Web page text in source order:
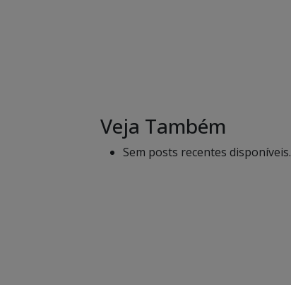
Veja Também
Sem posts recentes disponíveis.